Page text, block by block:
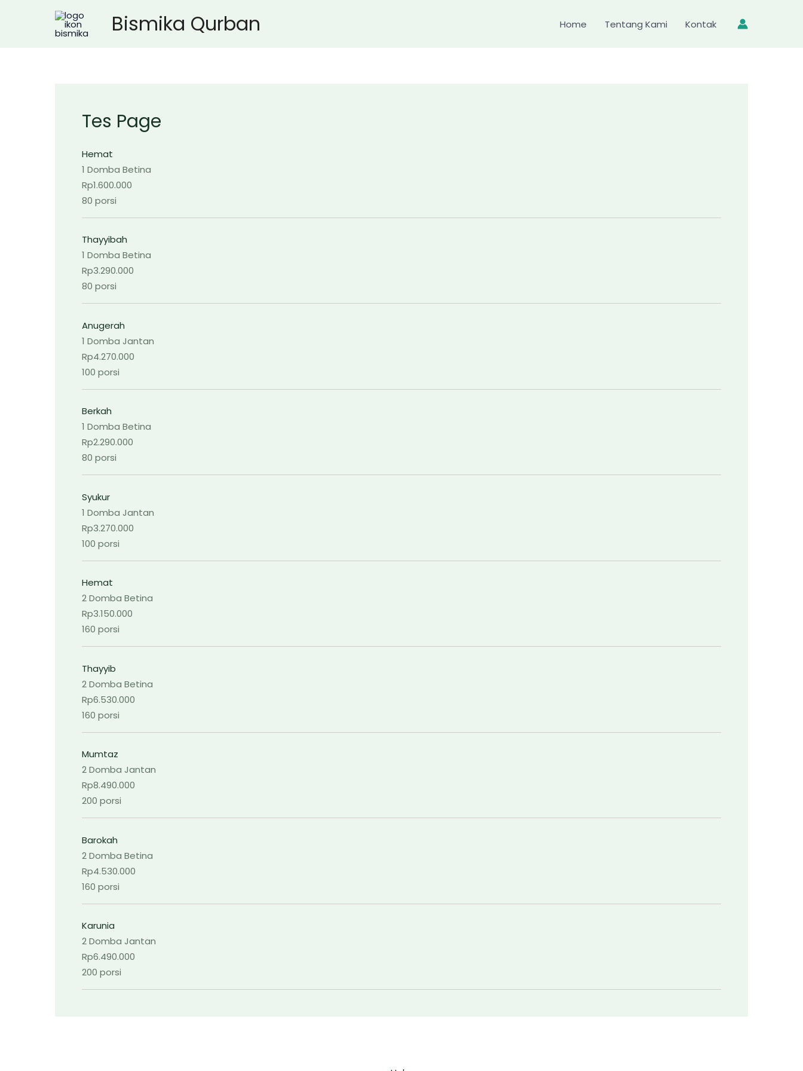
Bismika Qurban Home Tentang Kami Kontak
Tes Page
Hemat
1 Domba Betina
Rp1.600.000
80 porsi
Thayyibah
1 Domba Betina
Rp3.290.000
80 porsi
Anugerah
1 Domba Jantan
Rp4.270.000
100 porsi
Berkah
1 Domba Betina
Rp2.290.000
80 porsi
Syukur
1 Domba Jantan
Rp3.270.000
100 porsi
Hemat
2 Domba Betina
Rp3.150.000
160 porsi
Thayyib
2 Domba Betina
Rp6.530.000
160 porsi
Mumtaz
2 Domba Jantan
Rp8.490.000
200 porsi
Barokah
2 Domba Betina
Rp4.530.000
160 porsi
Karunia
2 Domba Jantan
Rp6.490.000
200 porsi